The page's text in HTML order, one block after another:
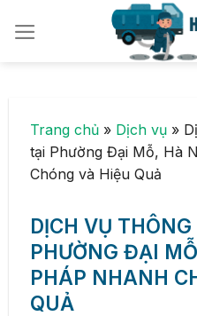
Trang chủ » Dịch vụ »
tại Phường Đại Mỗ, Hà
Chóng và Hiệu Quả
DỊCH VỤ
PHƯỜNG ĐẠI
PHÁP NHANH
QUẢ